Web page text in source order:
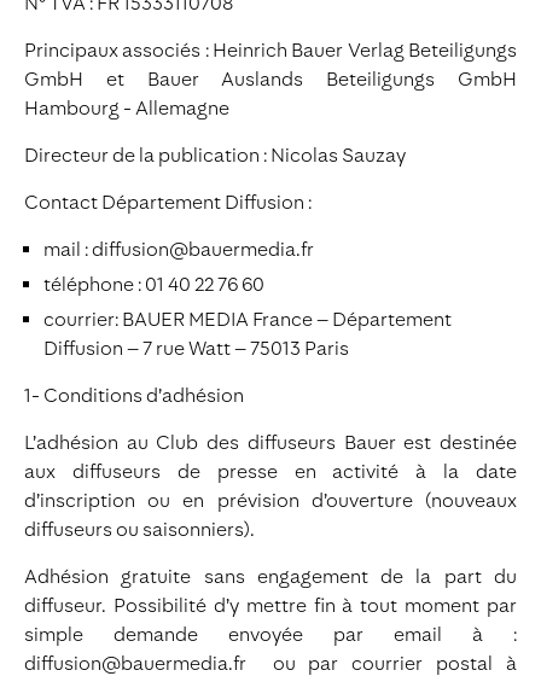
Principaux associés : Heinrich Bauer Verlag Beteiligungs
GmbH et Bauer Auslands Beteiligungs GmbH
Hambourg - Allemagne
Directeur de la publication : Nicolas Sauzay
Contact Département Diffusion :
mail : diffusion@bauermedia.fr
téléphone : 01 40 22 76 60
courrier: BAUER MEDIA France – Département
Diffusion – 7 rue Watt – 75013 Paris
1- Conditions d’adhésion
L’adhésion au Club des diffuseurs Bauer est destinée
aux diffuseurs de presse en activité à la date
d’inscription ou en prévision d’ouverture (nouveaux
diffuseurs ou saisonniers).
Adhésion gratuite sans engagement de la part du
diffuseur. Possibilité d’y mettre fin à tout moment par
simple demande envoyée par email à :
diffusion@bauermedia.fr ou par courrier postal à